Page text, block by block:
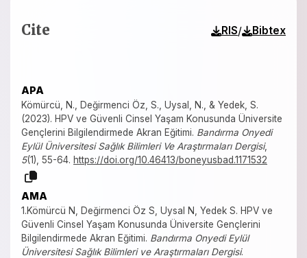
Cite RIS/ Bibtex
APA
Kömürcü, N., Değirmenci Öz, S., Uysal, N., & Yedek, S.
(2023). HPV ve Güvenli Cinsel Yaşam Konusunda Üniversite
Gençlerini Bilgilendirmede Akran Eğitimi. Bandırma Onyedi
Eylül Üniversitesi Sağlık Bilimleri Ve Araştırmaları Dergisi,
5(1), 55-64. https://doi.org/10.46413/boneyusbad.1171532
AMA
1.Kömürcü N, Değirmenci Öz S, Uysal N, Yedek S. HPV ve
Güvenli Cinsel Yaşam Konusunda Üniversite Gençlerini
Bilgilendirmede Akran Eğitimi. Bandırma Onyedi Eylül
Üniversitesi Sağlık Bilimleri ve Araştırmaları Dergisi.